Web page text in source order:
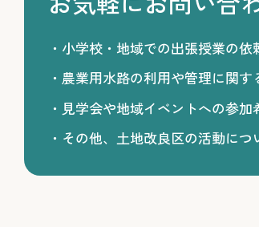
小学校・地域での出張授業の依
農業用水路の利用や管理に関す
見学会や地域イベントへの参加
その他、土地改良区の活動につ